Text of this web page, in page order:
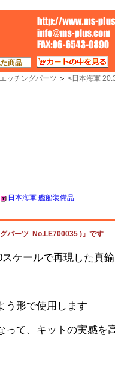
ッチングパーツ ＞ <日本海軍
日本海軍 艦船装備品
パーツ No.LE700035 )」です
ケールで再現した真鍮
う形で使用します
って、キットの実感を
商品